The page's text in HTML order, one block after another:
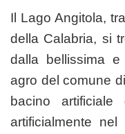
Il Lago Angitola,
della Calabria, si
dalla bellissima
agro del comune
bacino
artificialmente